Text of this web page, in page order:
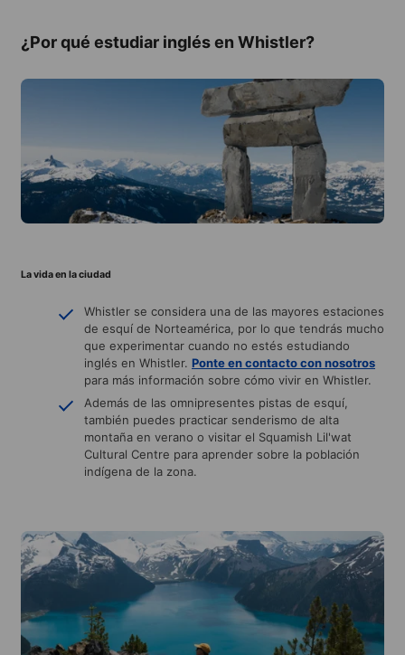
¿Por qué estudiar inglés en Whistler?
La vida en la ciudad
Whistler se considera una de las mayores estaciones
de esquí de Norteamérica, por lo que tendrás mucho
que experimentar cuando no estés estudiando
inglés en Whistler. Ponte en contacto con nosotros
para más información sobre cómo vivir en Whistler.
Además de las omnipresentes pistas de esquí,
también puedes practicar senderismo de alta
montaña en verano o visitar el Squamish Lil'wat
Cultural Centre para aprender sobre la población
indígena de la zona.